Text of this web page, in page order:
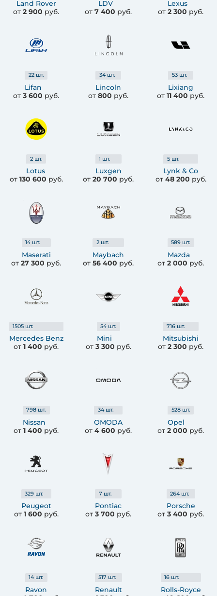
Land Rover
от2 900 руб.
LDV
от7 400 руб.
Lexus
от2 300 руб.
22шт.
Lifan
от3 600 руб.
34шт.
Lincoln
от800 руб.
53шт.
Lixiang
от11 400 руб.
2шт.
Lotus
от 130 600 руб.
1 шт.
Luxgen
от20 700 руб.
5шт.
Lynk & Co
от 48 200 руб.
14шт.
Maserati
от27 300 руб.
2шт.
Maybach
от56 400 руб.
589 шт.
Mazda
от2 000 руб.
1505 шт.
Mercedes Benz
от1 400 руб.
54шт.
Mini
от 3 300 руб.
716шт.
Mitsubishi
от2 300 руб.
798 шт.
Nissan
от1 400 руб.
34шт.
OMODA
от4 600 руб.
528шт.
Opel
от2 000 руб.
329 шт.
Peugeot
от 1 600 руб.
7 шт.
Pontiac
от3 700 руб.
264шт.
Porsche
от3 400 руб.
14шт.
Ravon
517 шт.
Renault
16 шт.
Rolls-Royce